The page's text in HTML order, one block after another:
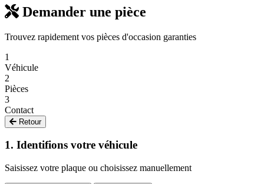
Demander une pièce
Trouvez rapidement vos pièces d'occasion garanties
1
Véhicule
2
Pièces
3
Contact
Retour
1. Identifions votre véhicule
Saisissez votre plaque ou choisissez manuellement